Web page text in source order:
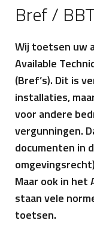
Bref /
Wij toetsen uw
Available
(Bref’s). Dit is
installaties,
voor andere
vergunningen.
documenten in
Maar ook in
staan vele
toetsen.